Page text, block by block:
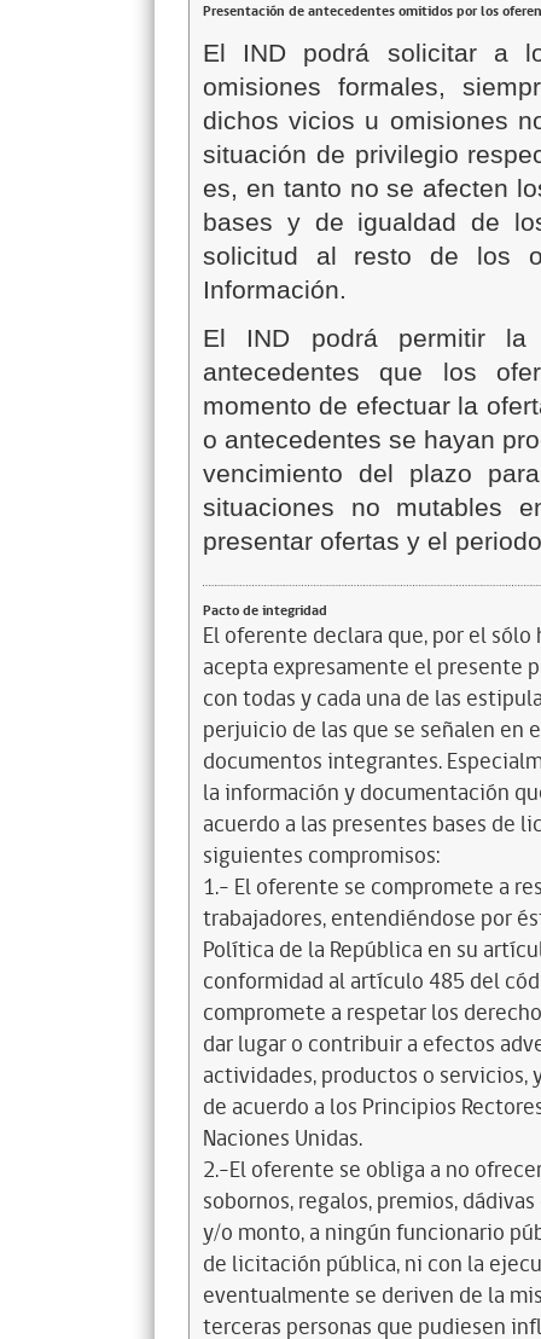
Presentación de antecedentes omitidos por los
El IND podrá solicitar a
omisiones formales,
dichos vicios u omisiones
situación de privilegio
es, en tanto no se afecten
bases y de igualdad de
solicitud al resto de los
Información.
El IND podrá permitir la
antecedentes que los
momento de efectuar la
o antecedentes se hayan
vencimiento del plazo
situaciones no mutables
presentar ofertas y el
Pacto de integridad
El oferente declara que, por el
acepta expresamente el presente
con todas y cada una de las
perjuicio de las que se señalen en
documentos integrantes.
la información y documentación
acuerdo a las presentes bases de
siguientes compromisos:
1.- El oferente se compromete a
trabajadores, entendiéndose por
Política de la República en su
conformidad al artículo 485 del
compromete a respetar los
dar lugar o contribuir a efectos
actividades, productos o servicios,
de acuerdo a los Principios
Naciones Unidas.
2.-El oferente se obliga a no
sobornos, regalos, premios,
y/o monto, a ningún funcionario
de licitación pública, ni con la
eventualmente se deriven de la
terceras personas que pudiesen